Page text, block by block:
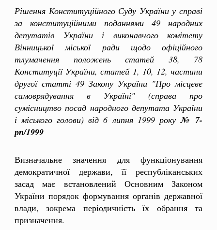
Рішення Конституційного Суду України у справі
за конституційними поданнями 49 народних
депутатів України і виконавчого комітету
Вінницької міської ради щодо офіційного
тлумачення положень статей 38, 78
Конституції України, статей 1, 10, 12, частини
другої статті 49 Закону України "Про місцеве
самоврядування в Україні" (справа про
сумісництво посад народного депутата України
і міського голови) від 6 липня 1999 року № 7-
рп/1999
Визначальне значення для функціонування
демократичної держави, її республіканських
засад має встановлений Основним Законом
України порядок формування органів державної
влади, зокрема періодичність їх обрання та
призначення.